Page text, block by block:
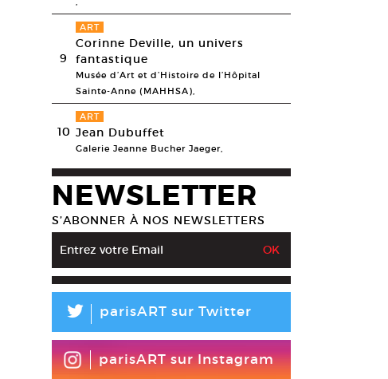
252,7 x 284,5 cm (total format image)
Courtesy galerie Xippas (Paris), © Vera Lutter
9
ART
Corinne Deville, un univers
fantastique
Musée d’Art et d’Histoire de l’Hôpital
Sainte-Anne (MAHHSA),
10
ART
Jean Dubuffet
Galerie Jeanne Bucher Jaeger,
NEWSLETTER
S’ABONNER À NOS NEWSLETTERS
L parisART sur Twitter
parisART sur Instagram